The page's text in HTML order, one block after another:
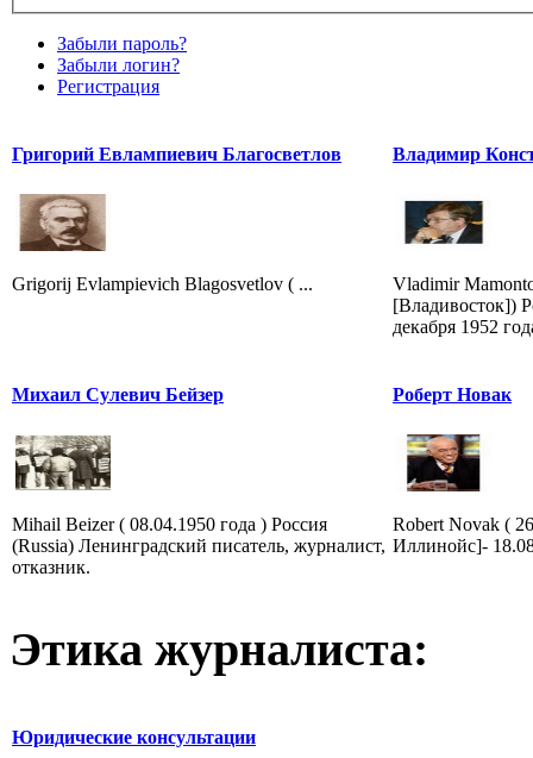
Забыли пароль?
Забыли логин?
Регистрация
Григорий Евлампиевич Благосветлов
Grigorij Evlampievich Blagosvetlov ( ...
Владимир
Vladimir
[Владивосток])
декабря 1952
Михаил Сулевич Бейзер
Mihail Beizer ( 08.04.1950 года ) Россия
(Russia) Ленинградский писатель, журналист,
отказник.
Роберт Новак
Robert Novak (
Иллинойс]-
Этика журналиста:
Юридические консультации